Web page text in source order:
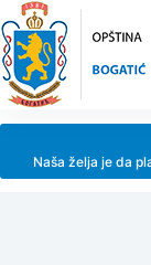
Skip
to
content
Naša želja je da